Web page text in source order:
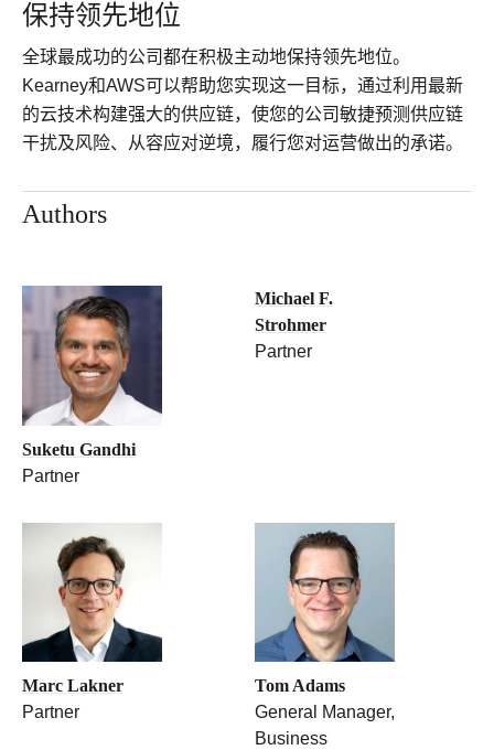
保持领先地位
全球最成功的公司都在积极主动地保持领先地位。
Kearney和AWS可以帮助您实现这一目标，通过利用最新
的云技术构建强大的供应链，使您的公司敏捷预测供应链
干扰及风险、从容应对逆境，履行您对运营做出的承诺。
Authors
Suketu Gandhi
Partner
Michael F.
Strohmer
Partner
Marc Lakner
Partner
Tom Adams
General Manager,
Business